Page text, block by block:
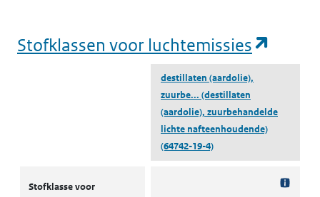
Stofklassen voor luchtemissies
destillaten (aardolie),
zuurbe... (destillaten
(aardolie), zuurbehandelde
lichte nafteenhoudende)
(64742-19-4)
Stofklasse voor